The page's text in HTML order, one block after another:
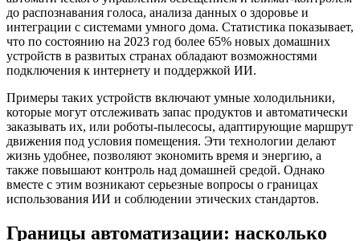
до распознавания голоса, анализа данных о здоровье и
интеграции с системами умного дома. Статистика показывает,
что по состоянию на 2023 год более 65% новых домашних
устройств в развитых странах обладают возможностями
подключения к интернету и поддержкой ИИ.
Примеры таких устройств включают умные холодильники,
которые могут отслеживать запас продуктов и автоматически
заказывать их, или роботы-пылесосы, адаптирующие маршрут
движения под условия помещения. Эти технологии делают
жизнь удобнее, позволяют экономить время и энергию, а
также повышают контроль над домашней средой. Однако
вместе с этим возникают серьезные вопросы о границах
использования ИИ и соблюдении этических стандартов.
Границы автоматизации: насколько